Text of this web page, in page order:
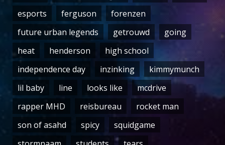
esports
ferguson
forenzen
future urban legends
getrouwd
going
heat
henderson
high school
independence day
inzinking
kimmymunch
lil baby
line looks like
mcdrive
rapper MHD
reisbureau
rocket man
son of asahd
spicy
squidgame